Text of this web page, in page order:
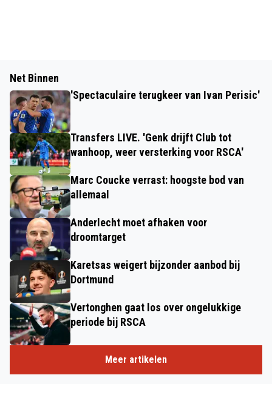
Net Binnen
'Spectaculaire terugkeer van Ivan Perisic'
Transfers LIVE. 'Genk drijft Club tot
wanhoop, weer versterking voor RSCA'
Marc Coucke verrast: hoogste bod van
allemaal
Anderlecht moet afhaken voor
droomtarget
Karetsas weigert bijzonder aanbod bij
Dortmund
Vertonghen gaat los over ongelukkige
periode bij RSCA
Meer artikelen